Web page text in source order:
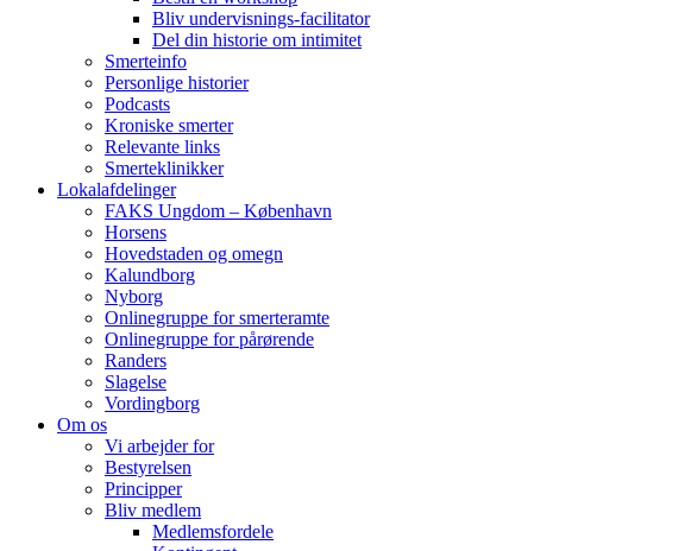
Bliv undervisnings-facilitator
Del din historie om intimitet
Smerteinfo
Personlige historier
Podcasts
Kroniske smerter
Relevante links
Smerteklinikker
Lokalafdelinger
FAKS Ungdom – København
Horsens
Hovedstaden og omegn
Kalundborg
Nyborg
Onlinegruppe for smerteramte
Onlinegruppe for pårørende
Randers
Slagelse
Vordingborg
Om os
Vi arbejder for
Bestyrelsen
Principper
Bliv medlem
Medlemsfordele